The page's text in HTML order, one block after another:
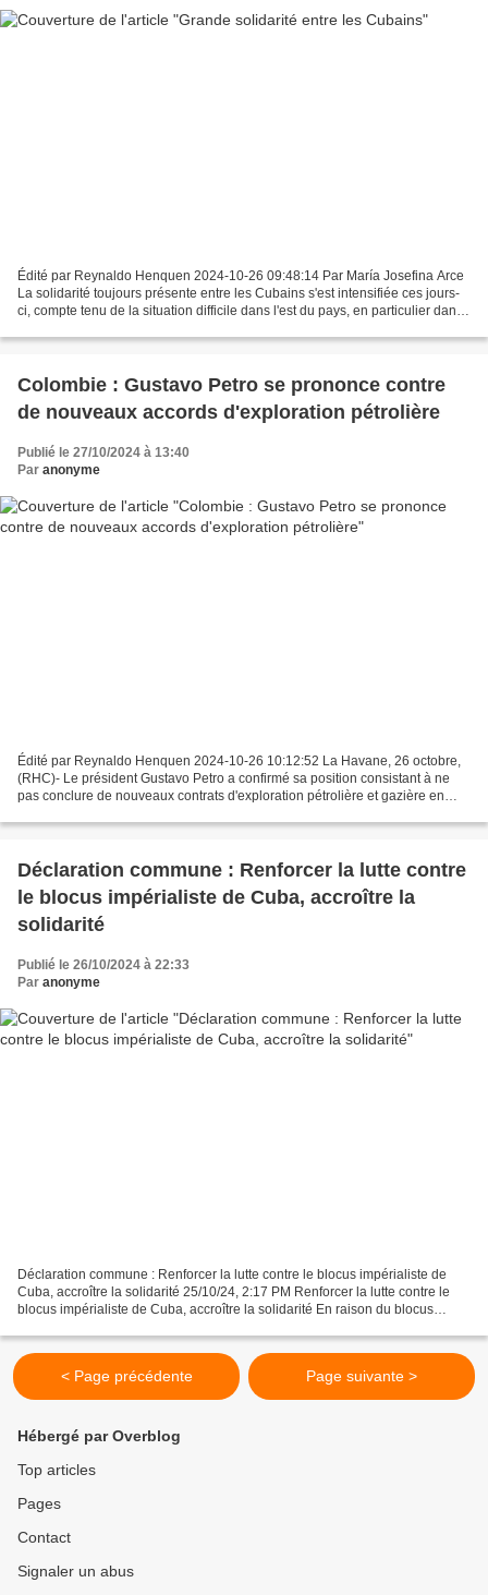
Édité par Reynaldo Henquen 2024-10-26 09:48:14 Par María Josefina Arce
La solidarité toujours présente entre les Cubains s'est intensifiée ces jours-
ci, compte tenu de la situation difficile dans l'est du pays, en particulier dans
Colombie : Gustavo Petro se prononce contre
de nouveaux accords d'exploration pétrolière
Publié le 27/10/2024 à 13:40
Par anonyme
Édité par Reynaldo Henquen 2024-10-26 10:12:52 La Havane, 26 octobre,
(RHC)- Le président Gustavo Petro a confirmé sa position consistant à ne
pas conclure de nouveaux contrats d'exploration pétrolière et gazière en
Déclaration commune : Renforcer la lutte contre
le blocus impérialiste de Cuba, accroître la
solidarité
Publié le 26/10/2024 à 22:33
Par anonyme
Déclaration commune : Renforcer la lutte contre le blocus impérialiste de
Cuba, accroître la solidarité 25/10/24, 2:17 PM Renforcer la lutte contre le
blocus impérialiste de Cuba, accroître la solidarité En raison du blocus
< Page précédente Page suivante >
Hébergé par Overblog
Top articles
Pages
Contact
Signaler un abus